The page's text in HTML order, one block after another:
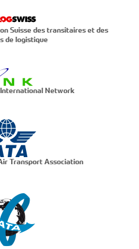
Suisse des transitaires et des
de logistique
International Network
Transport Association